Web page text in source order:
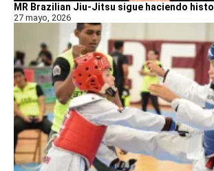
MR Brazilian Jiu-Jitsu sigue haciendo
27 mayo, 2026